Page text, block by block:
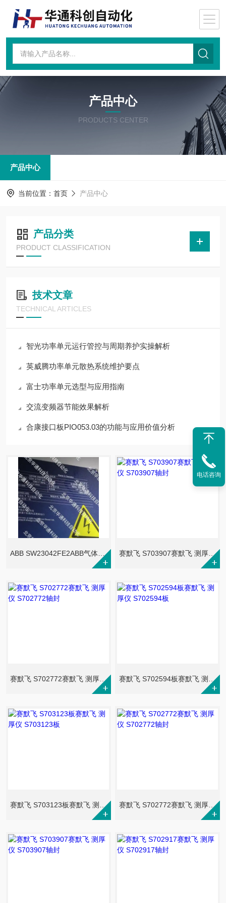
产品中心
PRODUCTS CENTER
产品中心
当前位置： 首页 产品中心
产品分类
PRODUCT CLASSIFICATION
技术文章
TECHNICAL ARTICLES
智光功率单元运行管控与周期养护实操解析
英威腾功率单元散热系统维护要点
富士功率单元选型与应用指南
交流变频器节能效果解析
合康接口板PIO053.03的功能与应用价值分析
ABB SW23042FE2ABB气体分析仪 型号规格:SW23042FE2 赛默飞 S703907赛默飞 测厚仪 S703907轴封
赛默飞 S702772赛默飞 测厚仪 S702772轴封 赛默飞 S702594板赛默飞 测厚仪 S702594板
赛默飞 S703123板赛默飞 测厚仪 S703123板 赛默飞 S702772赛默飞 测厚仪 S702772轴封
电话咨询